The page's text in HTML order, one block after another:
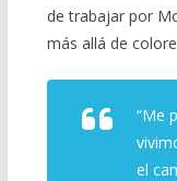
de trabajar por
más allá de
“Me
el